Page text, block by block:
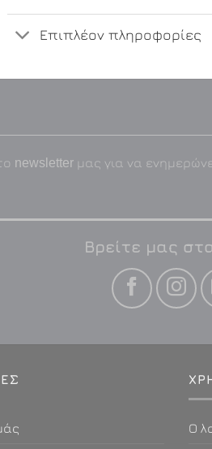
Επιπλέον πληροφορίες
newsletter μας για να
Βρείτε μας
Ο